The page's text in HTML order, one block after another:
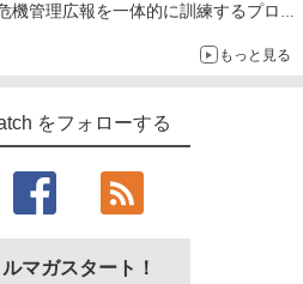
機管理広報を一体的に訓練するプログ
もっと見る
をフォローする
ルマガスタート！